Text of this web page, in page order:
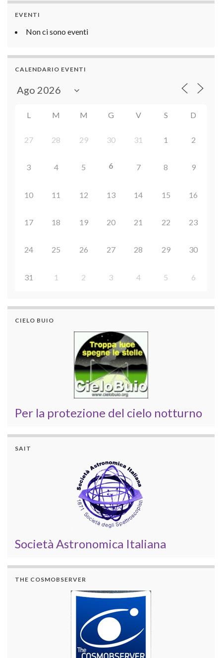
EVENTI
Non ci sono eventi
CALENDARIO EVENTI
L M M G V S D
27 28 29 30 31 1 2
3 4 5 6 7 8 9
10 11 12 13 14 15 16
17 18 19 20 21 22 23
24 25 26 27 28 29 30
31 1 2 3 4 5 6
CIELO BUIO
Per la protezione del cielo notturno
SAIT
Società Astronomica Italiana
THE COSMOBSERVER